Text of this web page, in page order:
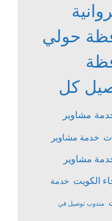
حولي
كل
مشاوير
خدمة مشاوير
مشاوير
الكويت خدمة
مندوب توصيل في